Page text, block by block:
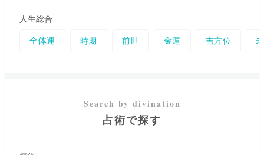
人生総合
全体運 時期 前世 金運 吉方位
占術で探す